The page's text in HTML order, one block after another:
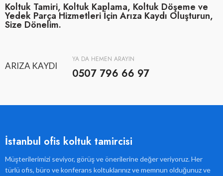
Koltuk Tamiri, Koltuk Kaplama, Koltuk Döşeme ve
Yedek Parça Hizmetleri İçin Arıza Kaydı Oluşturun,
Size Dönelim.
ARIZA KAYDI
YA DA HEMEN ARAYIN
0507 796 66 97
İstanbul ofis koltuk tamircisi
Müşterilerimizi seviyor, görüş ve önerilerine değer veriyoruz. Her
türlü ofis, büro ve konferans koltuklarınız ve memnun olduğunuz ve